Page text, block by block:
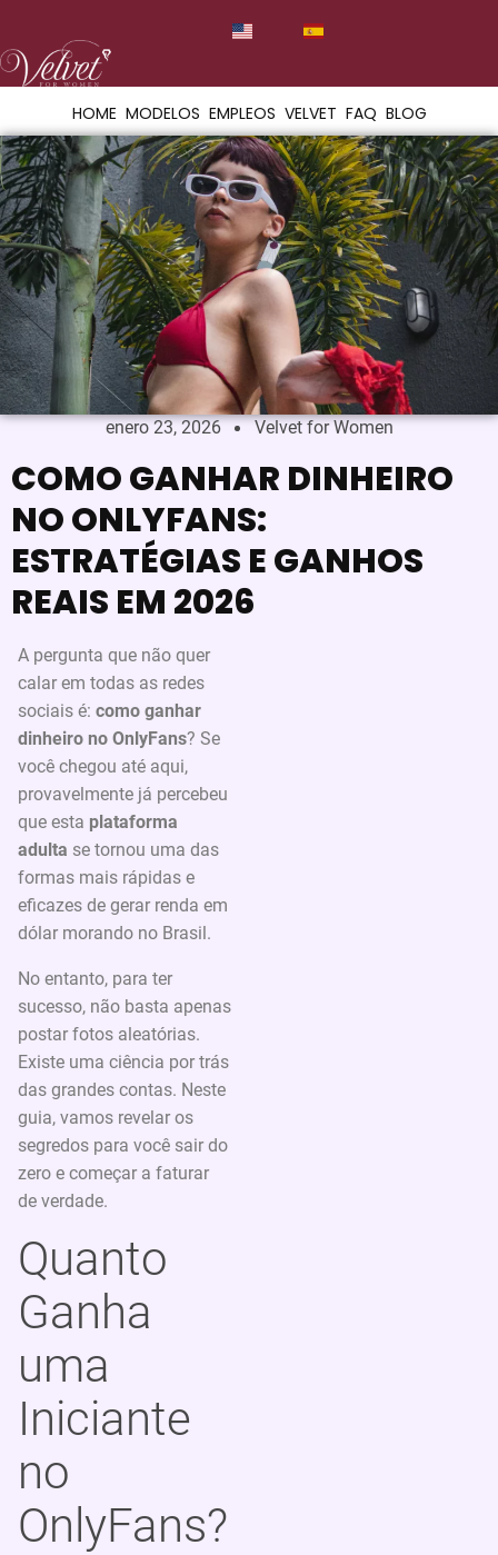
HOME MODELOS EMPLEOS VELVET FAQ BLOG
enero 23, 2026 Velvet for Women
COMO GANHAR DINHEIRO
NO ONLYFANS:
ESTRATÉGIAS E GANHOS
REAIS EM 2026
A pergunta que não quer
calar em todas as redes
sociais é: como ganhar
dinheiro no OnlyFans? Se
você chegou até aqui,
provavelmente já percebeu
que esta plataforma
adulta se tornou uma das
formas mais rápidas e
eficazes de gerar renda em
dólar morando no Brasil.
No entanto, para ter
sucesso, não basta apenas
postar fotos aleatórias.
Existe uma ciência por trás
das grandes contas. Neste
guia, vamos revelar os
segredos para você sair do
zero e começar a faturar
de verdade.
Quanto
Ganha
uma
Iniciante
no
OnlyFans?